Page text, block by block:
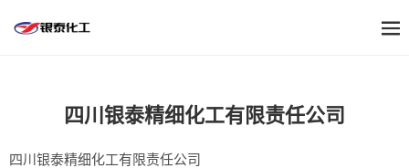
四川银泰精细化工有限责任公司
四川银泰精细化工有限责任公司